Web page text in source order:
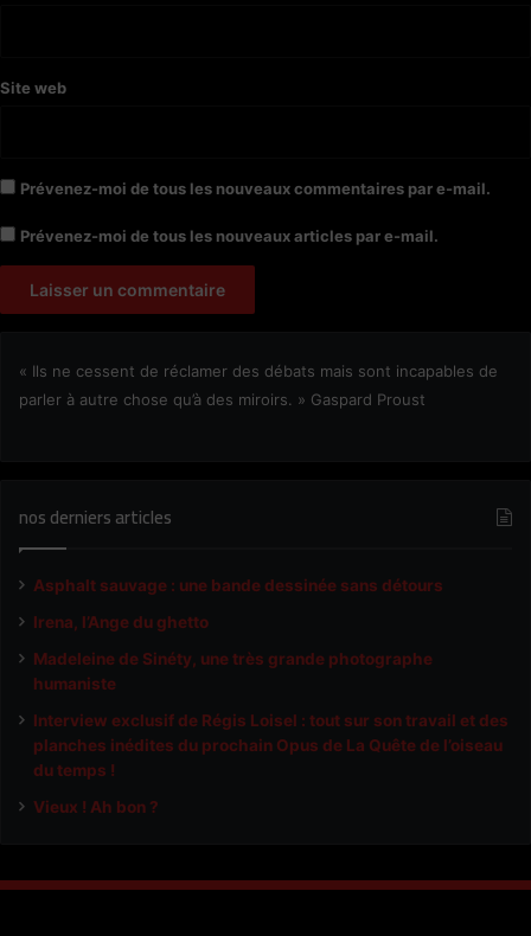
Site web
Prévenez-moi de tous les nouveaux commentaires par e-mail.
Prévenez-moi de tous les nouveaux articles par e-mail.
« Ils ne cessent de réclamer des débats mais sont incapables de
parler à autre chose qu’à des miroirs. » Gaspard Proust
nos derniers articles
Asphalt sauvage : une bande dessinée sans détours
Irena, l’Ange du ghetto
Madeleine de Sinéty, une très grande photographe
humaniste
Interview exclusif de Régis Loisel : tout sur son travail et des
planches inédites du prochain Opus de La Quête de l’oiseau
du temps !
Vieux ! Ah bon ?